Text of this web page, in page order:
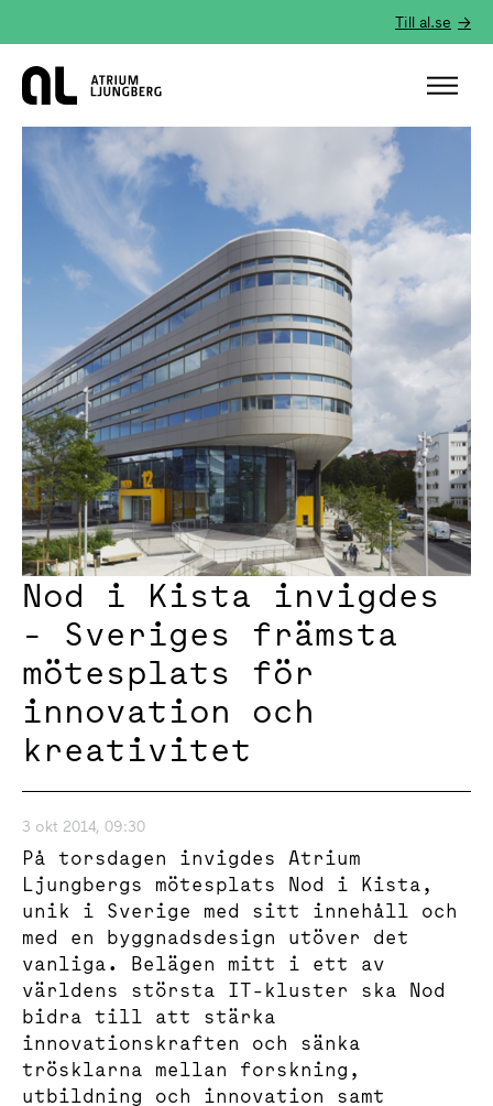
Till al.se
Hem
Nod i Kista invigdes
- Sveriges främsta
mötesplats för
innovation och
kreativitet
3 okt 2014, 09:30
På torsdagen invigdes Atrium
Ljungbergs mötesplats Nod i Kista,
unik i Sverige med sitt innehåll och
med en byggnadsdesign utöver det
vanliga. Belägen mitt i ett av
världens största IT-kluster ska Nod
bidra till att stärka
innovationskraften och sänka
trösklarna mellan forskning,
utbildning och innovation samt